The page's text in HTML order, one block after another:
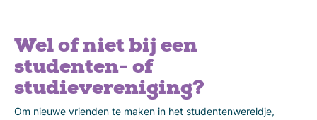
Wel of niet bij een
studenten- of
studievereniging?
Om nieuwe vrienden te maken in het studentenwereldje,